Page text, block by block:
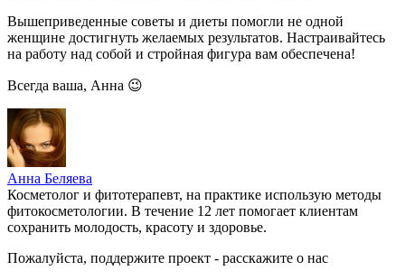
Вышеприведенные советы и диеты помогли не одной
женщине достигнуть желаемых результатов. Настраивайтесь
на работу над собой и стройная фигура вам обеспечена!
Всегда ваша, Анна 😉
Анна Беляева
Косметолог и фитотерапевт, на практике использую методы
фитокосметологии. В течение 12 лет помогает клиентам
сохранить молодость, красоту и здоровье.
Пожалуйста, поддержите проект - расскажите о нас